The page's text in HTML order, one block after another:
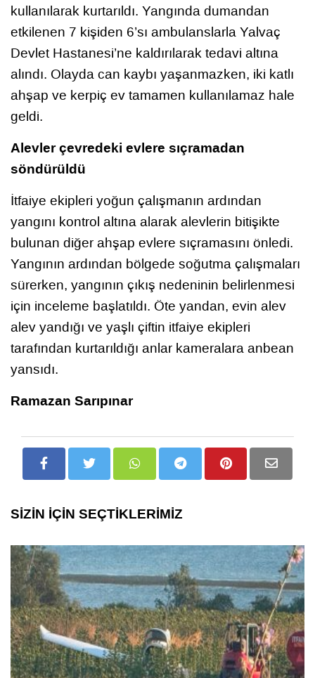
kullanılarak kurtarıldı. Yangında dumandan
etkilenen 7 kişiden 6’sı ambulanslarla Yalvaç
Devlet Hastanesi’ne kaldırılarak tedavi altına
alındı. Olayda can kaybı yaşanmazken, iki katlı
ahşap ve kerpiç ev tamamen kullanılamaz hale
geldi.
Alevler çevredeki evlere sıçramadan
söndürüldü
İtfaiye ekipleri yoğun çalışmanın ardından
yangını kontrol altına alarak alevlerin bitişikte
bulunan diğer ahşap evlere sıçramasını önledi.
Yangının ardından bölgede soğutma çalışmaları
sürerken, yangının çıkış nedeninin belirlenmesi
için inceleme başlatıldı. Öte yandan, evin alev
alev yandığı ve yaşlı çiftin itfaiye ekipleri
tarafından kurtarıldığı anlar kameralara anbean
yansıdı.
Ramazan Sarıpınar
SİZİN İÇİN SEÇTİKLERİMİZ